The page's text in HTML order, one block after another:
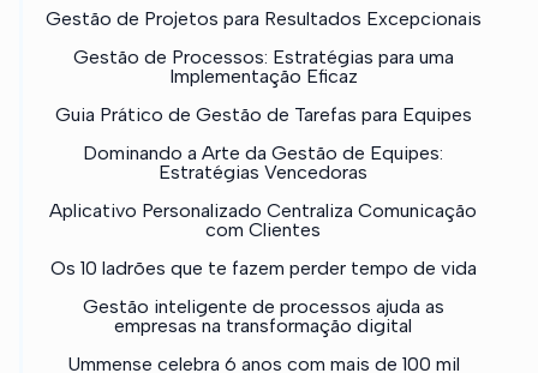
Gestão de Projetos para Resultados Excepcionais
Gestão de Processos: Estratégias para uma
Implementação Eficaz
Guia Prático de Gestão de Tarefas para Equipes
Dominando a Arte da Gestão de Equipes:
Estratégias Vencedoras
Aplicativo Personalizado Centraliza Comunicação
com Clientes
Os 10 ladrões que te fazem perder tempo de vida
Gestão inteligente de processos ajuda as
empresas na transformação digital
Ummense celebra 6 anos com mais de 100 mil